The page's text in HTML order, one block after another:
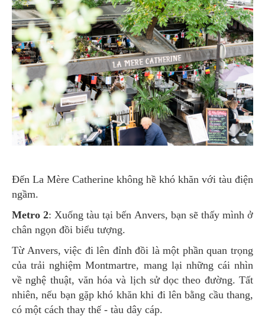
Đến La Mère Catherine không hề khó khăn với tàu điện
ngầm.
Metro 2: Xuống tàu tại bến Anvers, bạn sẽ thấy mình ở
chân ngọn đồi biểu tượng.
Từ Anvers, việc đi lên đỉnh đồi là một phần quan trọng
của trải nghiệm Montmartre, mang lại những cái nhìn
về nghệ thuật, văn hóa và lịch sử dọc theo đường. Tất
nhiên, nếu bạn gặp khó khăn khi đi lên bằng cầu thang,
có một cách thay thế - tàu dây cáp.